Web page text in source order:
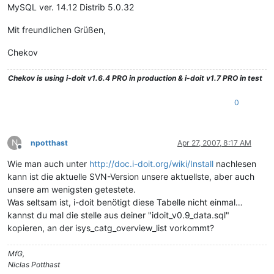
MySQL ver. 14.12 Distrib 5.0.32
Mit freundlichen Grüßen,
Chekov
Chekovis using i-doit v1.6.4 PRO in production & i-doit v1.7 PRO in test
0
N
Offline
npotthast Apr 27, 2007, 8:17 AM
Wie man auch unter http://doc.i-doit.org/wiki/Install nachlesen
kann ist die aktuelle SVN-Version unsere aktuellste, aber auch
unsere am wenigsten getestete.
Was seltsam ist, i-doit benötigt diese Tabelle nicht einmal…
kannst du mal die stelle aus deiner "idoit_v0.9_data.sql"
kopieren, an der isys_catg_overview_list vorkommt?
MfG,
Niclas Potthast